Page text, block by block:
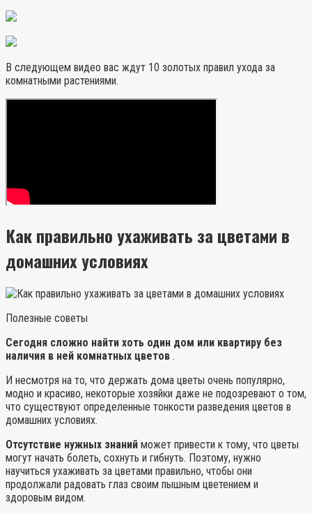
В следующем видео вас ждут 10 золотых правил ухода за
комнатными растениями.
Как правильно ухаживать за цветами в
домашних условиях
Полезные советы
Сегодня сложно найти хоть один дом или квартиру без
наличия в ней комнатных цветов .
И несмотря на то, что держать дома цветы очень популярно,
модно и красиво, некоторые хозяйки даже не подозревают о том,
что существуют определенные тонкости разведения цветов в
домашних условиях.
Отсутствие нужных знаний может привести к тому, что цветы
могут начать болеть, сохнуть и гибнуть. Поэтому, нужно
научиться ухаживать за цветами правильно, чтобы они
продолжали радовать глаз своим пышным цветением и
здоровым видом.